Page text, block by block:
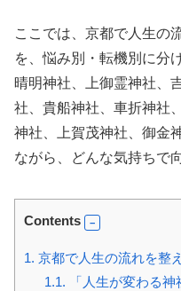
ここでは、京都で人生の
を、悩み別・転機別に分
晴明神社、上御霊神社、
社、貴船神社、車折神社
神社、上賀茂神社、御金
ながら、どんな気持ちで
Contents
1. 京都で人生の流れを整
1.1. 「人生が変わる